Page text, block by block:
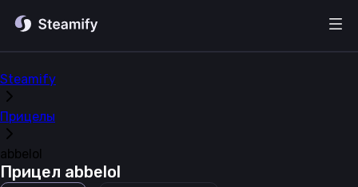
Steamify
Прицелы
abbelol
Прицел abbelol